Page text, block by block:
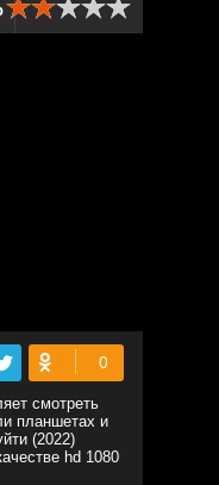
смотреть
планшетах и
(2022)
hd 1080